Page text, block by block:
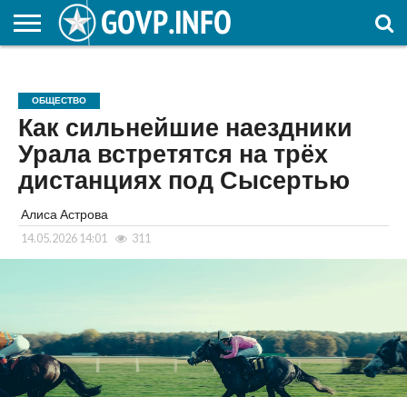
ОБРАЗОВАНИЕ
ОБЩЕСТВО
Как сильнейшие наездники
Урала встретятся на трёх
дистанциях под Сысертью
Алиса Астрова
14.05.2026 14:01 311